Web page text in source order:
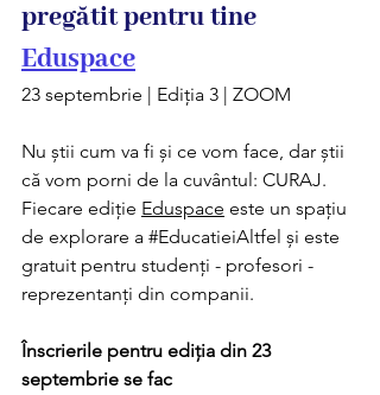
pregătit pentru tine
Eduspace
23 septembrie | Ediția 3 | ZOOM
Nu știi cum va fi și ce vom face, dar știi
că vom porni de la cuvântul: CURAJ.
Fiecare ediție Eduspace este un spațiu
de explorare a #EducatieiAltfel și este
gratuit pentru studenți - profesori -
reprezentanți din companii.
Înscrierile pentru ediția din 23
septembrie se fac